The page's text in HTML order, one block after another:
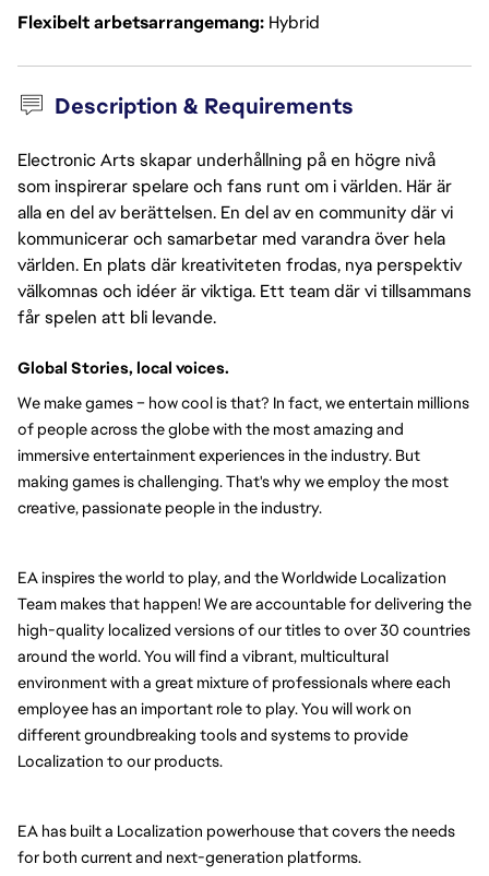
Flexibelt arbetsarrangemang Hybrid
Description & Requirements
Electronic Arts skapar underhållning på en högre nivå
som inspirerar spelare och fans runt om i världen. Här är
alla en del av berättelsen. En del av en community där vi
kommunicerar och samarbetar med varandra över hela
världen. En plats där kreativiteten frodas, nya perspektiv
välkomnas och idéer är viktiga. Ett team där vi tillsammans
får spelen att bli levande.
Global Stories, local voices.
We make games – how cool is that? In fact, we entertain millions
of people across the globe with the most amazing and
immersive entertainment experiences in the industry. But
making games is challenging. That's why we employ the most
creative, passionate people in the industry.
EA inspires the world to play, and the Worldwide Localization
Team makes that happen! We are accountable for delivering the
high-quality localized versions of our titles to over 30 countries
around the world. You will find a vibrant, multicultural
environment with a great mixture of professionals where each
employee has an important role to play. You will work on
different groundbreaking tools and systems to provide
Localization to our products.
EA has built a Localization powerhouse that covers the needs
for both current and next-generation platforms.